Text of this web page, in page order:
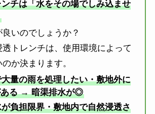
チは「水をその場でしみ込ませ
いのでしょうか？
トレンチは、使用環境によって
か決まります。
量の雨を処理したい・敷地外に
ある → 暗渠排水が◎
負担限界・敷地内で自然浸透さ